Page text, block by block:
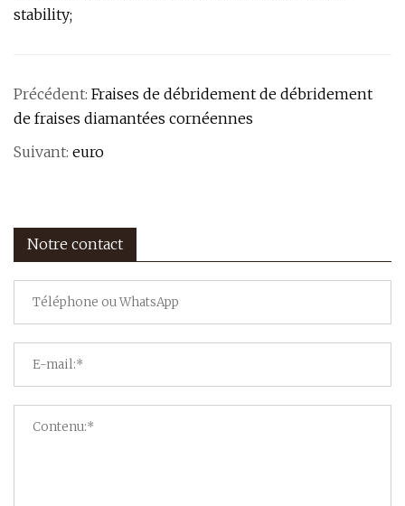
stability;
Précédent: Fraises de débridement de débridement
de fraises diamantées cornéennes
Suivant: euro
Notre contact